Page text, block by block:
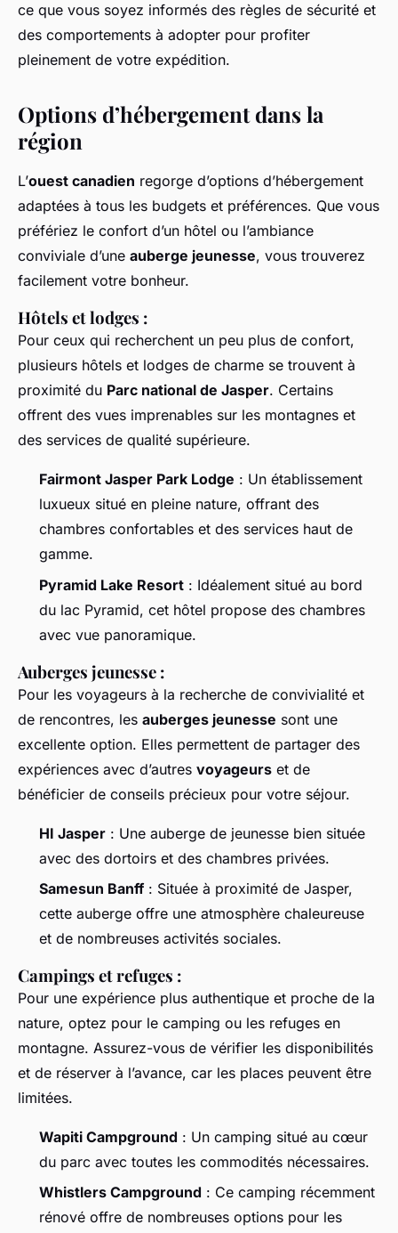
ce que vous soyez informés des règles de sécurité et
des comportements à adopter pour profiter
pleinement de votre expédition.
Options d’hébergement dans la
région
L’ouest canadien regorge d’options d’hébergement
adaptées à tous les budgets et préférences. Que vous
préfériez le confort d’un hôtel ou l’ambiance
conviviale d’une auberge jeunesse, vous trouverez
facilement votre bonheur.
Hôtels et lodges :
Pour ceux qui recherchent un peu plus de confort,
plusieurs hôtels et lodges de charme se trouvent à
proximité du Parc national de Jasper. Certains
offrent des vues imprenables sur les montagnes et
des services de qualité supérieure.
Fairmont Jasper Park Lodge : Un établissement
luxueux situé en pleine nature, offrant des
chambres confortables et des services haut de
gamme.
Pyramid Lake Resort : Idéalement situé au bord
du lac Pyramid, cet hôtel propose des chambres
avec vue panoramique.
Auberges jeunesse :
Pour les voyageurs à la recherche de convivialité et
de rencontres, les auberges jeunesse sont une
excellente option. Elles permettent de partager des
expériences avec d’autres voyageurs et de
bénéficier de conseils précieux pour votre séjour.
HI Jasper : Une auberge de jeunesse bien située
avec des dortoirs et des chambres privées.
Samesun Banff: Située à proximité de Jasper,
cette auberge offre une atmosphère chaleureuse
et de nombreuses activités sociales.
Campings et refuges :
Pour une expérience plus authentique et proche de la
nature, optez pour le camping ou les refuges en
montagne. Assurez-vous de vérifier les disponibilités
et de réserver à l’avance, car les places peuvent être
limitées.
Wapiti Campground : Un camping situé au cœur
du parc avec toutes les commodités nécessaires.
Whistlers Campground : Ce camping récemment
rénové offre de nombreuses options pour les